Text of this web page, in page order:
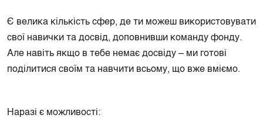
Є велика кількість сфер, де ти можеш використовувати
свої навички та досвід, доповнивши команду фонду.
Але навіть якщо в тебе немає досвіду – ми готові
поділитися своїм та навчити всьому, що вже вміємо.
Наразі є можливості: